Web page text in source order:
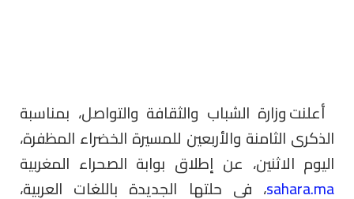
أعلنت وزارة الشباب والثقافة والتواصل، بمناسبة
الذكرى الثامنة والأربعين للمسيرة الخضراء المظفرة،
اليوم الاثنين، عن إطلاق بوابة الصحراء المغربية
sahara.ma، في حلتها الجديدة باللغات العربية،